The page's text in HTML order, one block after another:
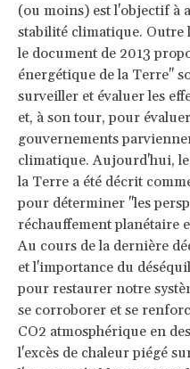
(ou moins) est l'objectif à
stabilité climatique.
le document de 2013
énergétique de la Terre"
surveiller et évaluer les
et, à son tour, pour
gouvernements
climatique. Aujourd'hui,
la Terre a été décrit
pour déterminer "les
réchauffement planétaire
Au cours de la dernière
et l'importance du
pour restaurer notre
se corroborer et se
CO2 atmosphérique en
l'excès de chaleur piégé